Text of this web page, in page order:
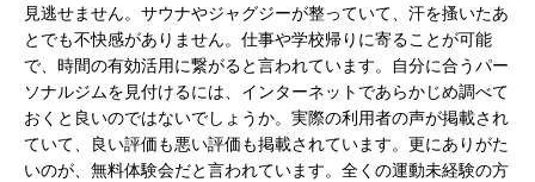
見逃せません。サウナやジャグジーが整っていて、汗を搔いたあ
とでも不快感がありません。仕事や学校帰りに寄ることが可能
で、時間の有効活用に繋がると言われています。自分に合うパー
ソナルジムを見付けるには、インターネットであらかじめ調べて
おくと良いのではないでしょうか。実際の利用者の声が掲載され
ていて、良い評価も悪い評価も掲載されています。更にありがた
いのが、無料体験会だと言われています。全くの運動未経験の方